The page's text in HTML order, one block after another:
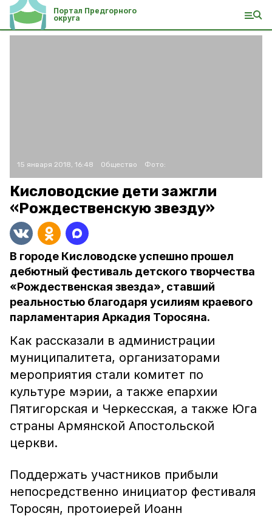
Портал Предгорного
округа
15 января 2018, 16:48 Общество Фото:
Кисловодские дети зажгли
«Рождественскую звезду»
В городе Кисловодске успешно прошел
дебютный фестиваль детского творчества
«Рождественская звезда», ставший
реальностью благодаря усилиям краевого
парламентария Аркадия Торосяна.
Как рассказали в администрации
муниципалитета, организаторами
мероприятия стали комитет по
культуре мэрии, а также епархии
Пятигорская и Черкесская, а также Юга
страны Армянской Апостольской
церкви.
Поддержать участников прибыли
непосредственно инициатор фестиваля
Торосян, протоиерей Иоанн